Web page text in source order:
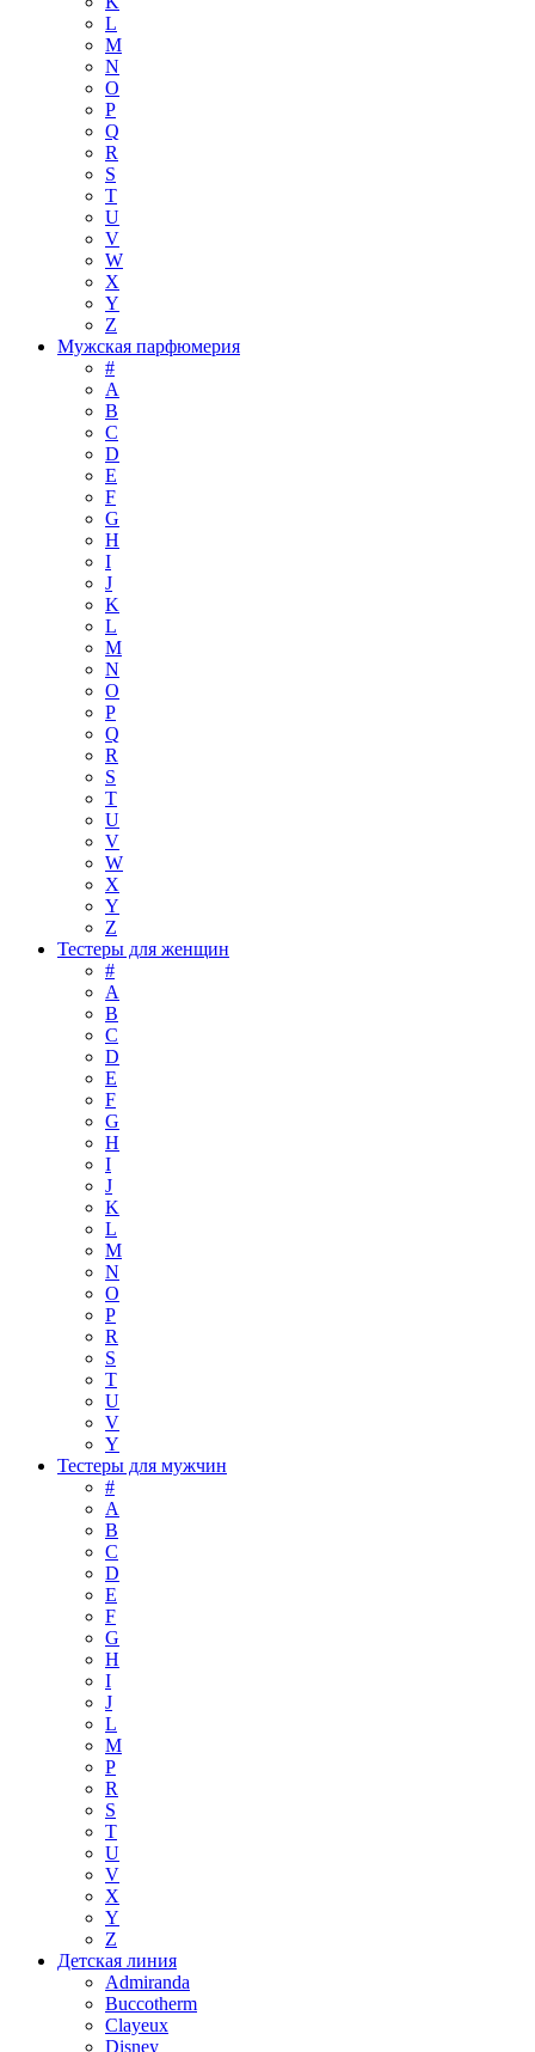
L
M
N
O
P
Q
R
S
T
U
V
W
X
Y
Z
Мужская парфюмерия
#
A
B
C
D
E
F
G
H
I
J
K
L
M
N
O
P
Q
R
S
T
U
V
W
X
Y
Z
Тестеры для женщин
#
A
B
C
D
E
F
G
H
I
J
K
L
M
N
O
P
R
S
T
U
V
Y
Тестеры для мужчин
#
A
B
C
D
E
F
G
H
I
J
L
M
P
R
S
T
U
V
X
Y
Z
Детская линия
Admiranda
Buccotherm
Clayeux
Disney